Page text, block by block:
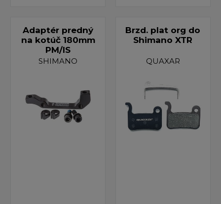
Adaptér predný
na kotúč 180mm
PM/IS
SHIMANO
Brzd. plat org do
Shimano XTR
QUAXAR